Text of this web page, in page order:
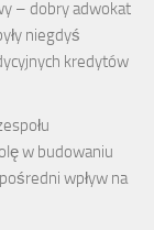
– dobry adwokat
niegdyś
kredytów
w budowaniu
wpływ na